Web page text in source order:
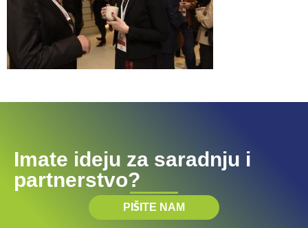
Imate ideju za saradnju i
partnerstvo?
PIŠITE NAM